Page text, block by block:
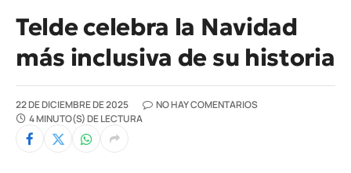
Telde celebra la Navidad
más inclusiva de su historia
22 DE DICIEMBRE DE 2025
NO HAY COMENTARIOS
4 MINUTO(S) DE LECTURA